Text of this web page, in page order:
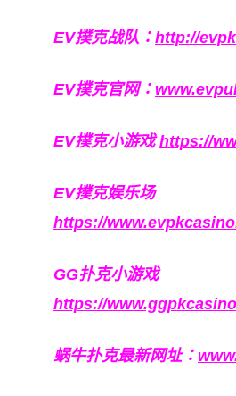
EV撲克战队： http://
EV撲克官网：
EV撲克小游戏https://
EV撲克娱乐场
https://
GG扑克小游戏
https://
蜗牛扑克最新网址：